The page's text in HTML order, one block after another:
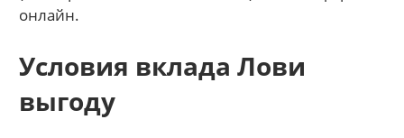
онлайн.
Условия вклада Лови
выгоду